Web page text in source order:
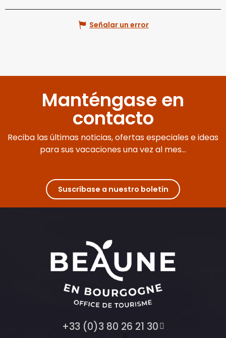
Señalar un error
Manténgase en
contacto
Reciba las últimas noticias, ofertas especiales e ideas
para sus vacaciones una vez al mes...
Suscríbase a nuestro boletín
+33 (0)3 80 26 21 30